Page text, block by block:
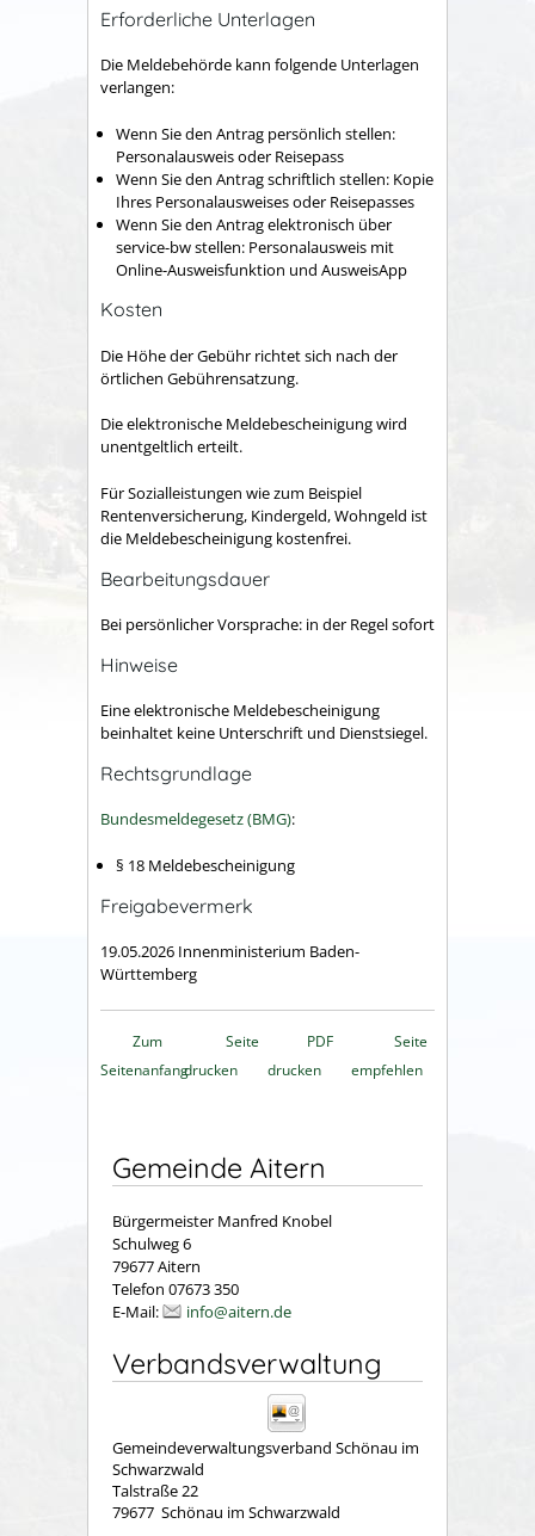
Erforderliche Unterlagen
Die Meldebehörde kann folgende Unterlagen
verlangen:
Wenn Sie den Antrag persönlich stellen:
Personalausweis oder Reisepass
Wenn Sie den Antrag schriftlich stellen: Kopie
Ihres Personalausweises oder Reisepasses
Wenn Sie den Antrag elektronisch über
service-bw stellen: Personalausweis mit
Online-Ausweisfunktion und AusweisApp
Kosten
Die Höhe der Gebühr richtet sich nach der
örtlichen Gebührensatzung.
Die elektronische Meldebescheinigung wird
unentgeltlich erteilt.
Für Sozialleistungen wie zum Beispiel
Rentenversicherung, Kindergeld, Wohngeld ist
die Meldebescheinigung kostenfrei.
Bearbeitungsdauer
Bei persönlicher Vorsprache: in der Regel sofort
Hinweise
Eine elektronische Meldebescheinigung
beinhaltet keine Unterschrift und Dienstsiegel.
Rechtsgrundlage
Bundesmeldegesetz (BMG):
§ 18 Meldebescheinigung
Freigabevermerk
19.05.2026 Innenministerium Baden-
Württemberg
Zum
Seitenanfang
Seite
drucken
PDF
drucken
Seite
empfehlen
Gemeinde Aitern
Bürgermeister Manfred Knobel
Schulweg 6
79677 Aitern
Telefon 07673 350
E-Mail:
info@aitern.de
Verbandsverwaltung
Gemeindeverwaltungsverband Schönau im
Schwarzwald
Talstraße 22
79677 Schönau im Schwarzwald